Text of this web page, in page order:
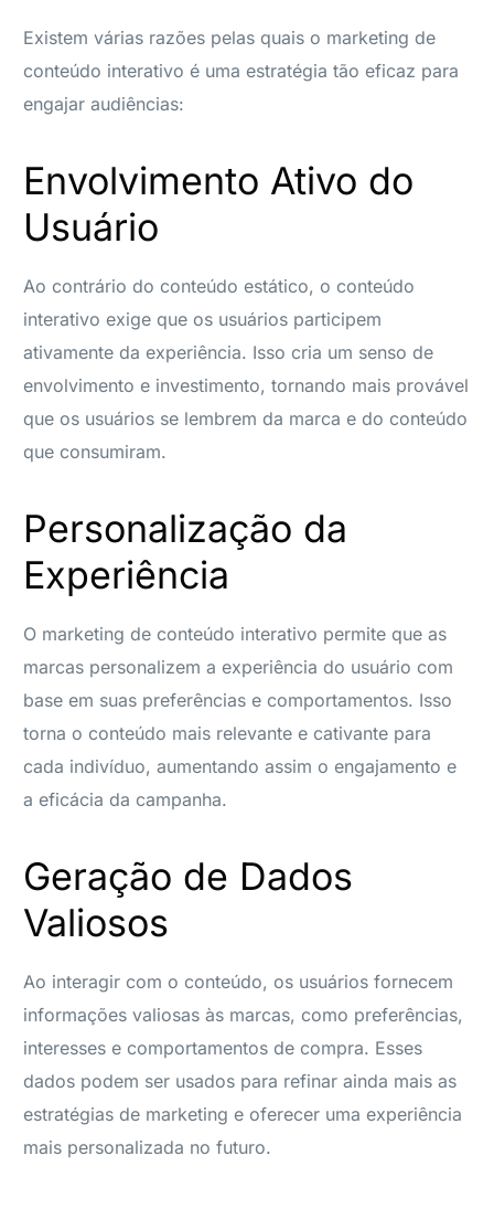
Existem várias razões pelas quais o marketing de
conteúdo interativo é uma estratégia tão eficaz para
engajar audiências:
Envolvimento Ativo do
Usuário
Ao contrário do conteúdo estático, o conteúdo
interativo exige que os usuários participem
ativamente da experiência. Isso cria um senso de
envolvimento e investimento, tornando mais provável
que os usuários se lembrem da marca e do conteúdo
que consumiram.
Personalização da
Experiência
O marketing de conteúdo interativo permite que as
marcas personalizem a experiência do usuário com
base em suas preferências e comportamentos. Isso
torna o conteúdo mais relevante e cativante para
cada indivíduo, aumentando assim o engajamento e
a eficácia da campanha.
Geração de Dados
Valiosos
Ao interagir com o conteúdo, os usuários fornecem
informações valiosas às marcas, como preferências,
interesses e comportamentos de compra. Esses
dados podem ser usados para refinar ainda mais as
estratégias de marketing e oferecer uma experiência
mais personalizada no futuro.